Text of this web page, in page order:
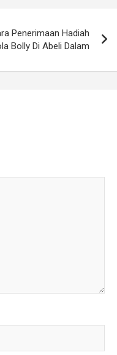
Penerimaan Hadiah
Bolly Di Abeli Dalam